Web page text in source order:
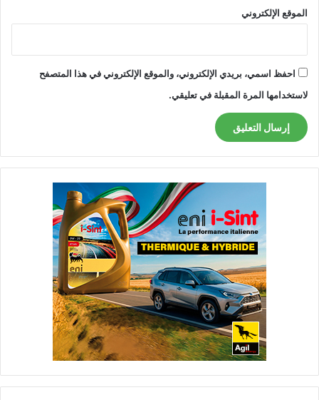
الموقع الإلكتروني
احفظ اسمي، بريدي الإلكتروني، والموقع الإلكتروني في هذا المتصفح
لاستخدامها المرة المقبلة في تعليقي.